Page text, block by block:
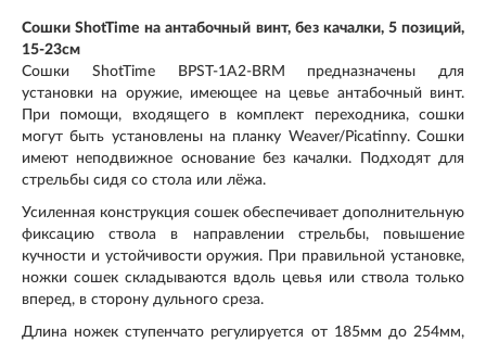
Cошки ShotTime на антабочный винт, без качалки, 5 позиций,
15-23см
Cошки ShotTime BPST-1A2-BRM предназначены для
установки на оружие, имеющее на цевье антабочный винт.
При помощи, входящего в комплект переходника, сошки
могут быть установлены на планку Weaver/Picatinny. Сошки
имеют неподвижное основание без качалки. Подходят для
стрельбы сидя со стола или лёжа.
Усиленная конструкция сошек обеспечивает дополнительную
фиксацию ствола в направлении стрельбы, повышение
кучности и устойчивости оружия. При правильной установке,
ножки сошек складываются вдоль цевья или ствола только
вперед, в сторону дульного среза.
Длина ножек ступенчато регулируется от 185мм до 254мм,